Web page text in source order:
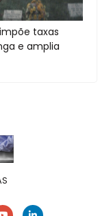
taxas
e amplia